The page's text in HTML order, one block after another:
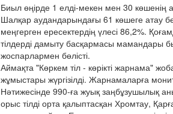
Биыл өңірде 1 елді-мекен мен 30 көшенің
Шалқар аудандарындағы 61 көшеге атау
меңгерген ересектердің үлесі 86,2%.
тілдерді дамыту басқармасы мамандары
жоспарлармен бөлісті.
Аймақта "Көркем тіл - көрікті жарнама"
жұмыстары жүргізілді. Жарнамаларға
Нәтижесінде 990-ға жуық заңбұзушылық
орыс тілді орта қалыптасқан Хромтау,